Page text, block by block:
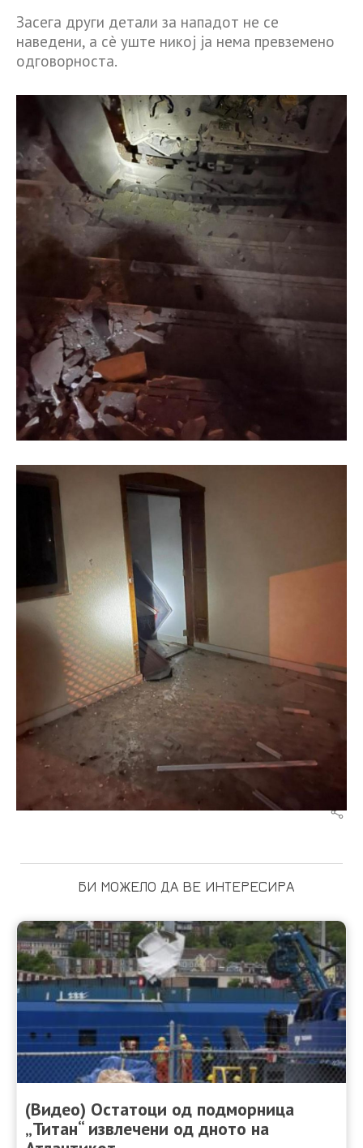
Засега други детали за нападот не се
наведени, а сè уште никој ја нема превземено
одговорноста.
БИ МОЖЕЛО ДА ВЕ ИНТЕРЕСИРА
(Видео) Остатоци од подморница
„Титан“ извлечени од дното на